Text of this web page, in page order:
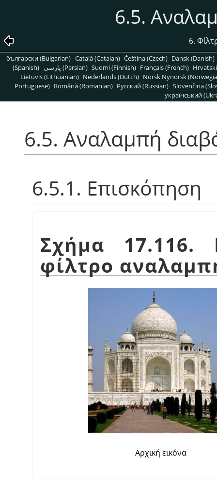
6.5.
6.
български (Bulgarian) Català (Catalan) Čeština (Czech) Dansk (Danish)
(Spanish)
پارسی (Persian) Suomi (Finnish) Français (French)
Lietuvis (Lithuanian) Nederlands (Dutch) Norsk Nynorsk
Portuguese) Română (Romanian) Pусский (Russian) Slovenčina
український
6.5. Αναλαμπή
6.5.1. Επισκόπηση
Σχήμα 17.116.
φίλτρο
Αρχική εικόνα